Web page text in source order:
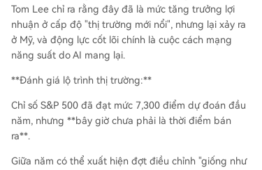
Tom Lee chỉ ra rằng đây đã là mức tăng trưởng lợi
nhuận ở cấp độ "thị trường mới nổi", nhưng lại xảy ra
ở Mỹ, và động lực cốt lõi chính là cuộc cách mạng
năng suất do AI mang lại.
**Đánh giá lộ trình thị trường:**
Chỉ số S&P 500 đã đạt mức 7,300 điểm dự đoán đầu
năm, nhưng **bây giờ chưa phải là thời điểm bán
ra**.
Giữa năm có thể xuất hiện đợt điều chỉnh "giống như